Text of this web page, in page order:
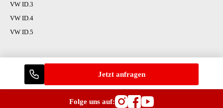
VW ID.3
VW ID.4
VW ID.5
Jetzt anfragen
Folge uns auf: